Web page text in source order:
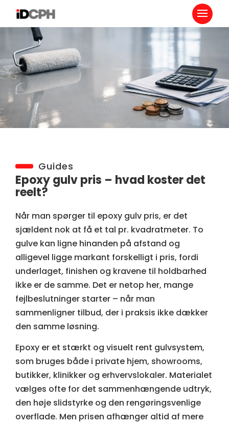
Guides
Epoxy gulv pris – hvad koster det
reelt?
Når man spørger til epoxy gulv pris, er det
sjældent nok at få et tal pr. kvadratmeter. To
gulve kan ligne hinanden på afstand og
alligevel ligge markant forskelligt i pris, fordi
underlaget, finishen og kravene til holdbarhed
ikke er de samme. Det er netop her, mange
fejlbeslutninger starter – når man
sammenligner tilbud, der i praksis ikke dækker
den samme løsning.
Epoxy er et stærkt og visuelt rent gulvsystem,
som bruges både i private hjem, showrooms,
butikker, klinikker og erhvervslokaler. Materialet
vælges ofte for det sammenhængende udtryk,
den høje slidstyrke og den rengøringsvenlige
overflade. Men prisen afhænger altid af mere